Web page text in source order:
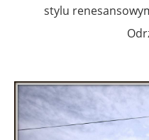
stylu